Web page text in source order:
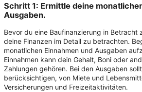
Schritt 1: Ermittle deine
Ausgaben.
Bevor du eine Baufinanzierung in Betracht
deine Finanzen im Detail zu betrachten.
monatlichen Einnahmen und Ausgaben
Einnahmen kann dein Gehalt, Boni oder
Zahlungen gehören. Bei den Ausgaben
berücksichtigen, von Miete und
Versicherungen und Freizeitaktivitäten.